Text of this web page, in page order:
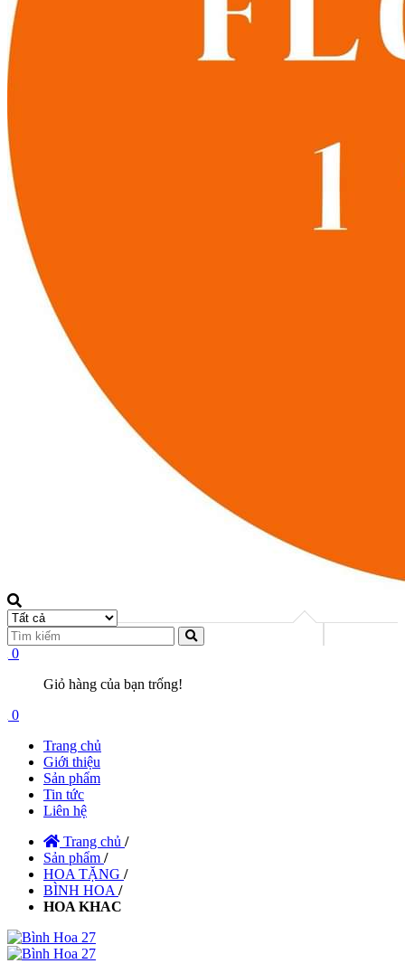
0
Giỏ hàng của bạn trống!
0
Trang chủ
Giới thiệu
Sản phẩm
Tin tức
Liên hệ
Trang chủ /
Sản phẩm /
HOA TẶNG /
BÌNH HOA /
HOA KHAC